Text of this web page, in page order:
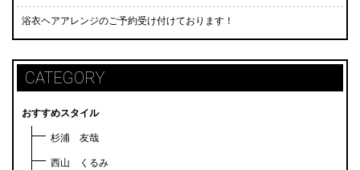
浴衣ヘアアレンジのご予約受け付けております！
CATEGORY
おすすめスタイル
杉浦 友哉
西山 くるみ